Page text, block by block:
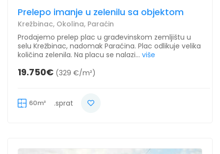
Prelepo imanje u zelenilu sa objektom
Krežbinac, Okolina, Paraćin
Prodajemo prelep plac u građevinskom zemljištu u
selu Krežbinac, nadomak Paraćina. Plac odlikuje velika
količina zelenila. Na placu se nalazi... više
19.750€ (329 €/m²)
60m² .sprat